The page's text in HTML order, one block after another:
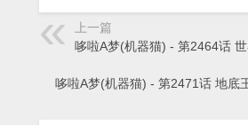
上一篇
哆啦A梦(机器猫) - 第2464话
哆啦A梦(机器猫) - 第2471话 地底